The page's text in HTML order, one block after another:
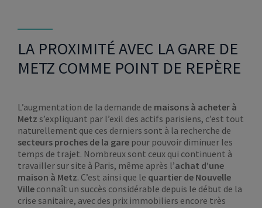
LA PROXIMITÉ AVEC LA GARE DE
METZ COMME POINT DE REPÈRE
L’augmentation de la demande de maisons à acheter à
Metz s’expliquant par l’exil des actifs parisiens, c’est tout
naturellement que ces derniers sont à la recherche de
secteurs proches de la gare pour pouvoir diminuer les
temps de trajet. Nombreux sont ceux qui continuent à
travailler sur site à Paris, même après l’achat d’une
maison à Metz. C’est ainsi que le quartier de Nouvelle
Ville connaît un succès considérable depuis le début de la
crise sanitaire, avec des prix immobiliers encore très